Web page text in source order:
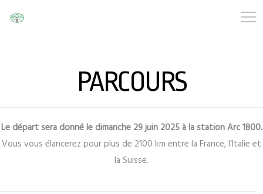
PARCOURS
Le départ sera donné le dimanche 29 juin 2025 à la station Arc 1800.
Vous vous élancerez pour plus de 2100 km entre la France, l’Italie et
la Suisse.